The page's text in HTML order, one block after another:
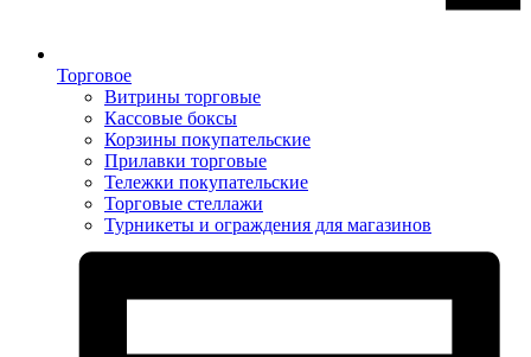
Торговое
Витрины торговые
Кассовые боксы
Корзины покупательские
Прилавки торговые
Тележки покупательские
Торговые стеллажи
Турникеты и ограждения для магазинов